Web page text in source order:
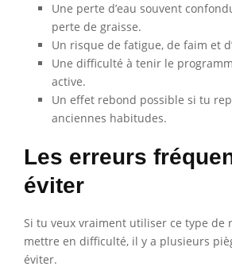
Une perte d’eau souvent
perte de graisse.
Un risque de fatigue, de faim et
Une difficulté à tenir le
active.
Un effet rebond possible si tu
anciennes habitudes.
Les erreurs
éviter
Si tu veux vraiment utiliser ce type de
mettre en difficulté, il y a plusieurs
éviter.